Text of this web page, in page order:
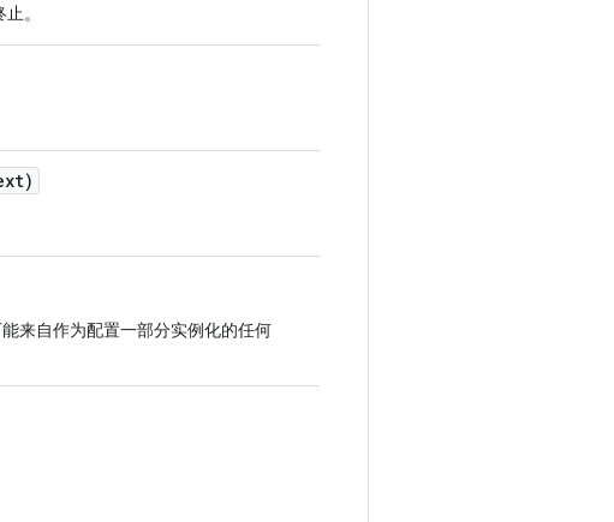
。
来自作为配置一部分实例化的任何